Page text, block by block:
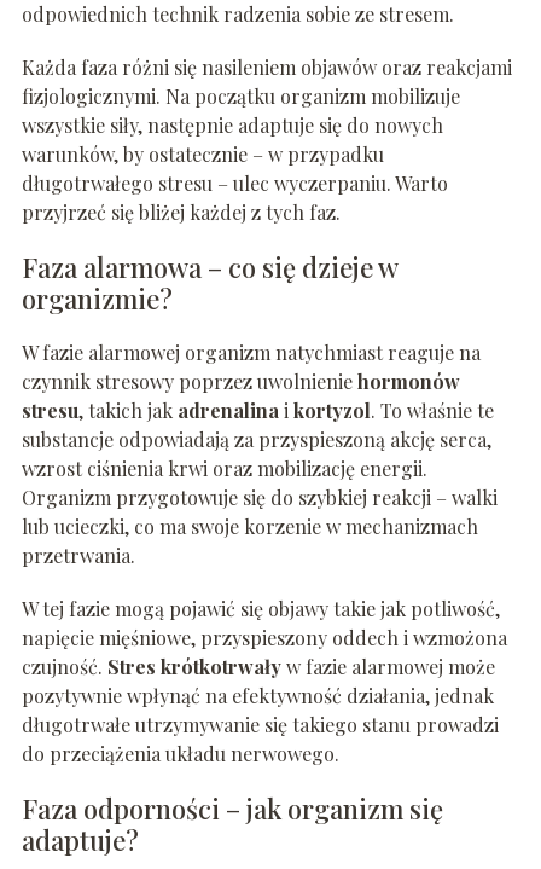
odpowiednich technik radzenia sobie ze stresem.
Każda faza różni się nasileniem objawów oraz reakcjami
fizjologicznymi. Na początku organizm mobilizuje
wszystkie siły, następnie adaptuje się do nowych
warunków, by ostatecznie – w przypadku
długotrwałego stresu – ulec wyczerpaniu. Warto
przyjrzeć się bliżej każdej z tych faz.
Faza alarmowa – co się dzieje w
organizmie?
W fazie alarmowej organizm natychmiast reaguje na
czynnik stresowy poprzez uwolnieniehormonów
stresu, takich jak adrenalinaikortyzol. To właśnie te
substancje odpowiadają za przyspieszoną akcję serca,
wzrost ciśnienia krwi oraz mobilizację energii.
Organizm przygotowuje się do szybkiej reakcji – walki
lub ucieczki, co ma swoje korzenie w mechanizmach
przetrwania.
W tej fazie mogą pojawić się objawy takie jak potliwość,
napięcie mięśniowe, przyspieszony oddech i wzmożona
czujność. Stres krótkotrwaływ fazie alarmowej może
pozytywnie wpłynąć na efektywność działania, jednak
długotrwałe utrzymywanie się takiego stanu prowadzi
do przeciążenia układu nerwowego.
Faza odporności – jak organizm się
adaptuje?